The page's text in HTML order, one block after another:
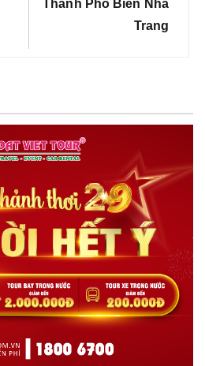
Thành Phố Biển Nha
Trang